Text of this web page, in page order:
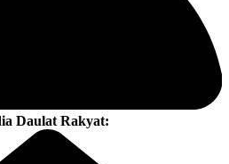
Daulat Rakyat: